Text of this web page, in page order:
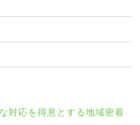
対応を得意とする地域密着